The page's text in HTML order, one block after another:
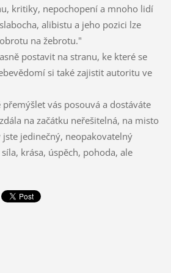
kritiky, nepochopení a mnoho lidí
alibistu a jeho pozici lze
na žebrotu."
postavit na stranu, ke které se
si také zajistit autoritu ve
přemýšlet vás posouvá a dostáváte
na začátku neřešitelná, na misto
jste jedinečný, neopakovatelný
krása, úspěch, pohoda, ale